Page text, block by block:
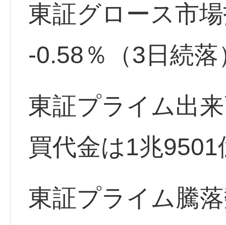
東証グロース市
-0.58％（3日続落
東証プライム出
買代金は1兆9501
東証プライム騰